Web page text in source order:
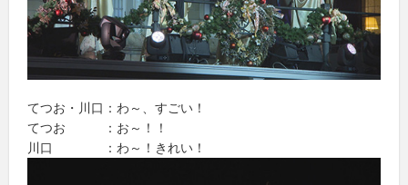
てつお・川口：わ～、すごい！
てつお ：お～！！
川口 ：わ～！きれい！